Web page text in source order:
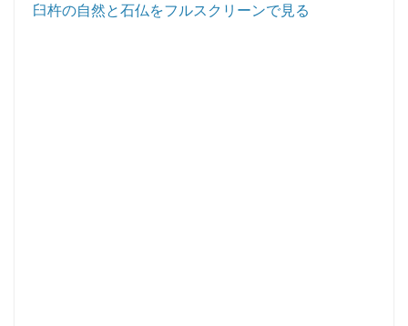
臼杵の自然と石仏をフルスクリーンで見る